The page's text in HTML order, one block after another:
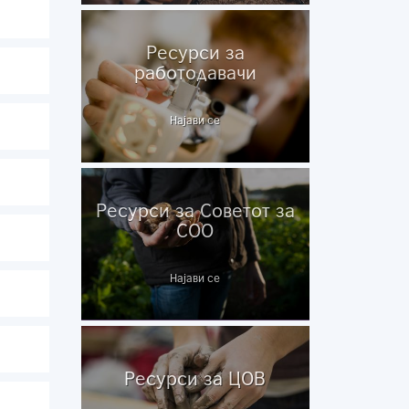
Ресурси за
работодавачи
Најави се
Ресурси за Советот за
СОО
Најави се
Ресурси за ЦОВ